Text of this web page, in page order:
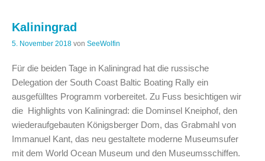
Kaliningrad
5. November 2018 von SeeWolfin
Für die beiden Tage in Kaliningrad hat die russische
Delegation der South Coast Baltic Boating Rally ein
ausgefülltes Programm vorbereitet. Zu Fuss besichtigen wir
die Highlights von Kaliningrad: die Dominsel Kneiphof, den
wiederaufgebauten Königsberger Dom, das Grabmahl von
Immanuel Kant, das neu gestaltete moderne Museumsufer
mit dem World Ocean Museum und den Museumsschiffen.